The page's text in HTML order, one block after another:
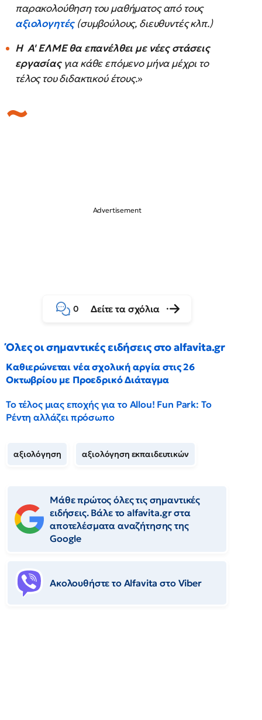
παρακολούθηση του μαθήματος από τους
αξιολογητές(συμβούλους, διευθυντές κλπ.)
Η Α' ΕΛΜΕ θα επανέλθει με νέες στάσεις
εργασίαςγια κάθε επόμενο μήνα μέχρι το
τέλος του διδακτικού έτους.»
0 Δείτε τα σχόλια
Όλες οι σημαντικές ειδήσεις στο alfavita.gr
Καθιερώνεται νέα σχολική αργία στις 26
Οκτωβρίου με Προεδρικό Διάταγμα
Το τέλος μιας εποχής για το Allou! Fun Park: Το
Ρέντη αλλάζει πρόσωπο
αξιολόγηση αξιολόγηση εκπαιδευτικών
Μάθε πρώτος όλες τις σημαντικές
ειδήσεις. Βάλε το alfavita.gr στα
αποτελέσματα αναζήτησης της
Google
Ακολουθήστε το Αlfavita στο Viber